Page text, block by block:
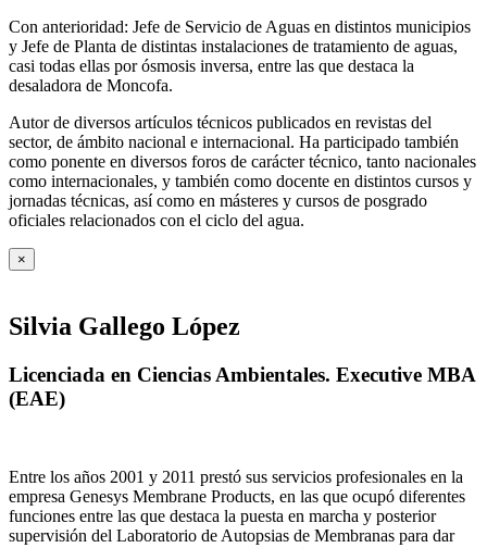
Con anterioridad: Jefe de Servicio de Aguas en distintos municipios
y Jefe de Planta de distintas instalaciones de tratamiento de aguas,
casi todas ellas por ósmosis inversa, entre las que destaca la
desaladora de Moncofa.
Autor de diversos artículos técnicos publicados en revistas del
sector, de ámbito nacional e internacional. Ha participado también
como ponente en diversos foros de carácter técnico, tanto nacionales
como internacionales, y también como docente en distintos cursos y
jornadas técnicas, así como en másteres y cursos de posgrado
oficiales relacionados con el ciclo del agua.
×
Silvia Gallego López
Licenciada en Ciencias Ambientales. Executive MBA
(EAE)
Entre los años 2001 y 2011 prestó sus servicios profesionales en la
empresa Genesys Membrane Products, en las que ocupó diferentes
funciones entre las que destaca la puesta en marcha y posterior
supervisión del Laboratorio de Autopsias de Membranas para dar